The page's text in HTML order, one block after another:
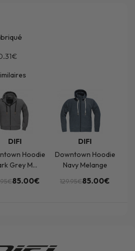
DIFI
Hoodie
Grey M...
85.00€
DIFI
Downtown Hoodie
Navy Melange
129.95€85.00€